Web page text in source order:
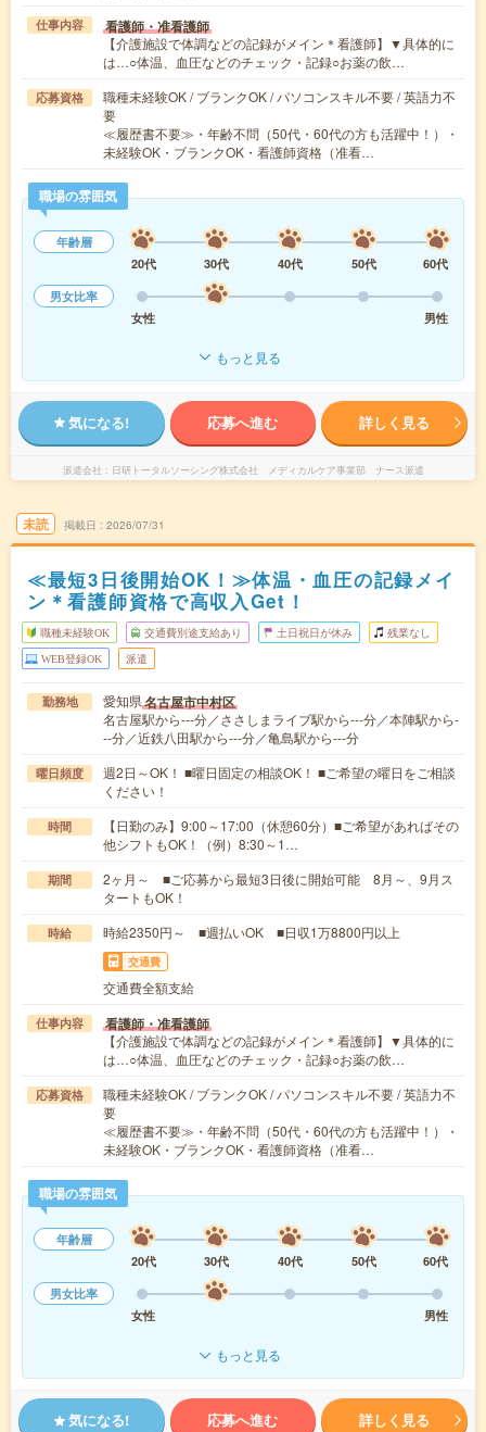
仕事内容 看護師・准看護師
【介護施設で体調などの記録がメイン＊看護師】▼具体的に
は…○体温、血圧などのチェック・記録○お薬の飲…
応募資格
職種未経験OK / ブランクOK / パソコンスキル不要 / 英語力不
要
≪履歴書不要≫・年齢不問（50代・60代の方も活躍中！）・
未経験OK・ブランクOK・看護師資格（准看…
職場の雰囲気
年齢層
20代
30代 40代 50代
60代
男女比率
女性
男性
もっと見る
気になる! 応募へ進む 詳しく見る
派遣会社 日研トータルソーシング株式会社 メディカルケア事業部 ナース派遣
未読 掲載日 2026/07/31
≪最短3日後開始OK！≫体温・血圧の記録メイ
ン＊看護師資格で高収入Get！
職種未経験OK 交通費別途支給あり 土日祝日が休み 残業なし
WEB登録OK 派遣
勤務地 愛知県名古屋市中村区
名古屋駅から---分／ささしまライブ駅から---分／本陣駅から-
--分／近鉄八田駅から---分／亀島駅から---分
曜日頻度
週2日～OK！ ■曜日固定の相談OK！ ■ご希望の曜日をご相談
ください！
時間
【日勤のみ】9:00～17:00（休憩60分）■ご希望があればその
他シフトもOK！（例）8:30～1…
期間
2ヶ月～ ■ご応募から最短3日後に開始可能 8月～、9月ス
タートもOK！
時給 時給2350円～ ■週払いOK ■日収1万8800円以上
交通費
交通費全額支給
仕事内容 看護師・准看護師
【介護施設で体調などの記録がメイン＊看護師】▼具体的に
は…○体温、血圧などのチェック・記録○お薬の飲…
応募資格
職種未経験OK / ブランクOK / パソコンスキル不要 / 英語力不
要
≪履歴書不要≫・年齢不問（50代・60代の方も活躍中！）・
未経験OK・ブランクOK・看護師資格（准看…
職場の雰囲気
年齢層
20代
30代 40代 50代
60代
男女比率
女性
男性
もっと見る
気になる! 応募へ進む 詳しく見る